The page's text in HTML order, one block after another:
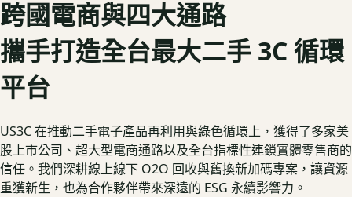
跨國電商與四大通路
攜手打造全台最大二手 3C 循環
平台
US3C 在推動二手電子產品再利用與綠色循環上，獲得了多家美
股上市公司、超大型電商通路以及全台指標性連鎖實體零售商的
信任。我們深耕線上線下 O2O 回收與舊換新加碼專案，讓資源
重獲新生，也為合作夥伴帶來深遠的 ESG 永續影響力。